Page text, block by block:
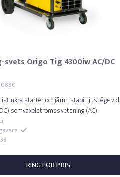
svets Origo Tig 4300iw AC/DC
starter ochjämn stabil ljusbåge vid
somväxelströmssvetsning (AC)
RING FÖR PRIS